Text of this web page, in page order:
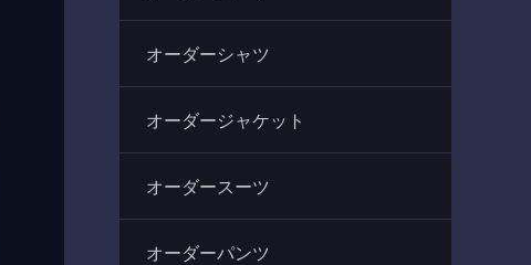
オーダーシャツ
オーダージャケット
オーダースーツ
オーダーパンツ